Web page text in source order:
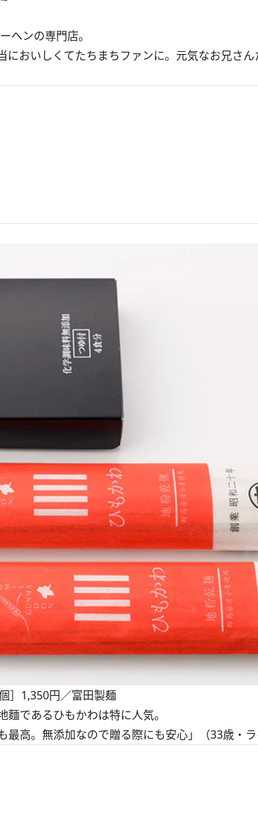
ヘンの専門店。
においしくてたちまちファンに。元気なお兄さ
］1,350円／富田製麺
であるひもかわは特に人気。
最高。無添加なので贈る際にも安心」（33歳・